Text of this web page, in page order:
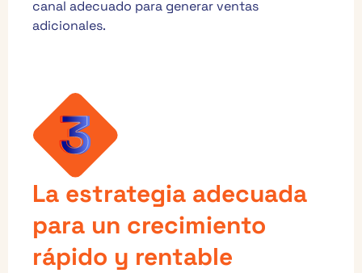
canal adecuado para generar ventas
adicionales.
La estrategia adecuada
para un crecimiento
rápido y rentable